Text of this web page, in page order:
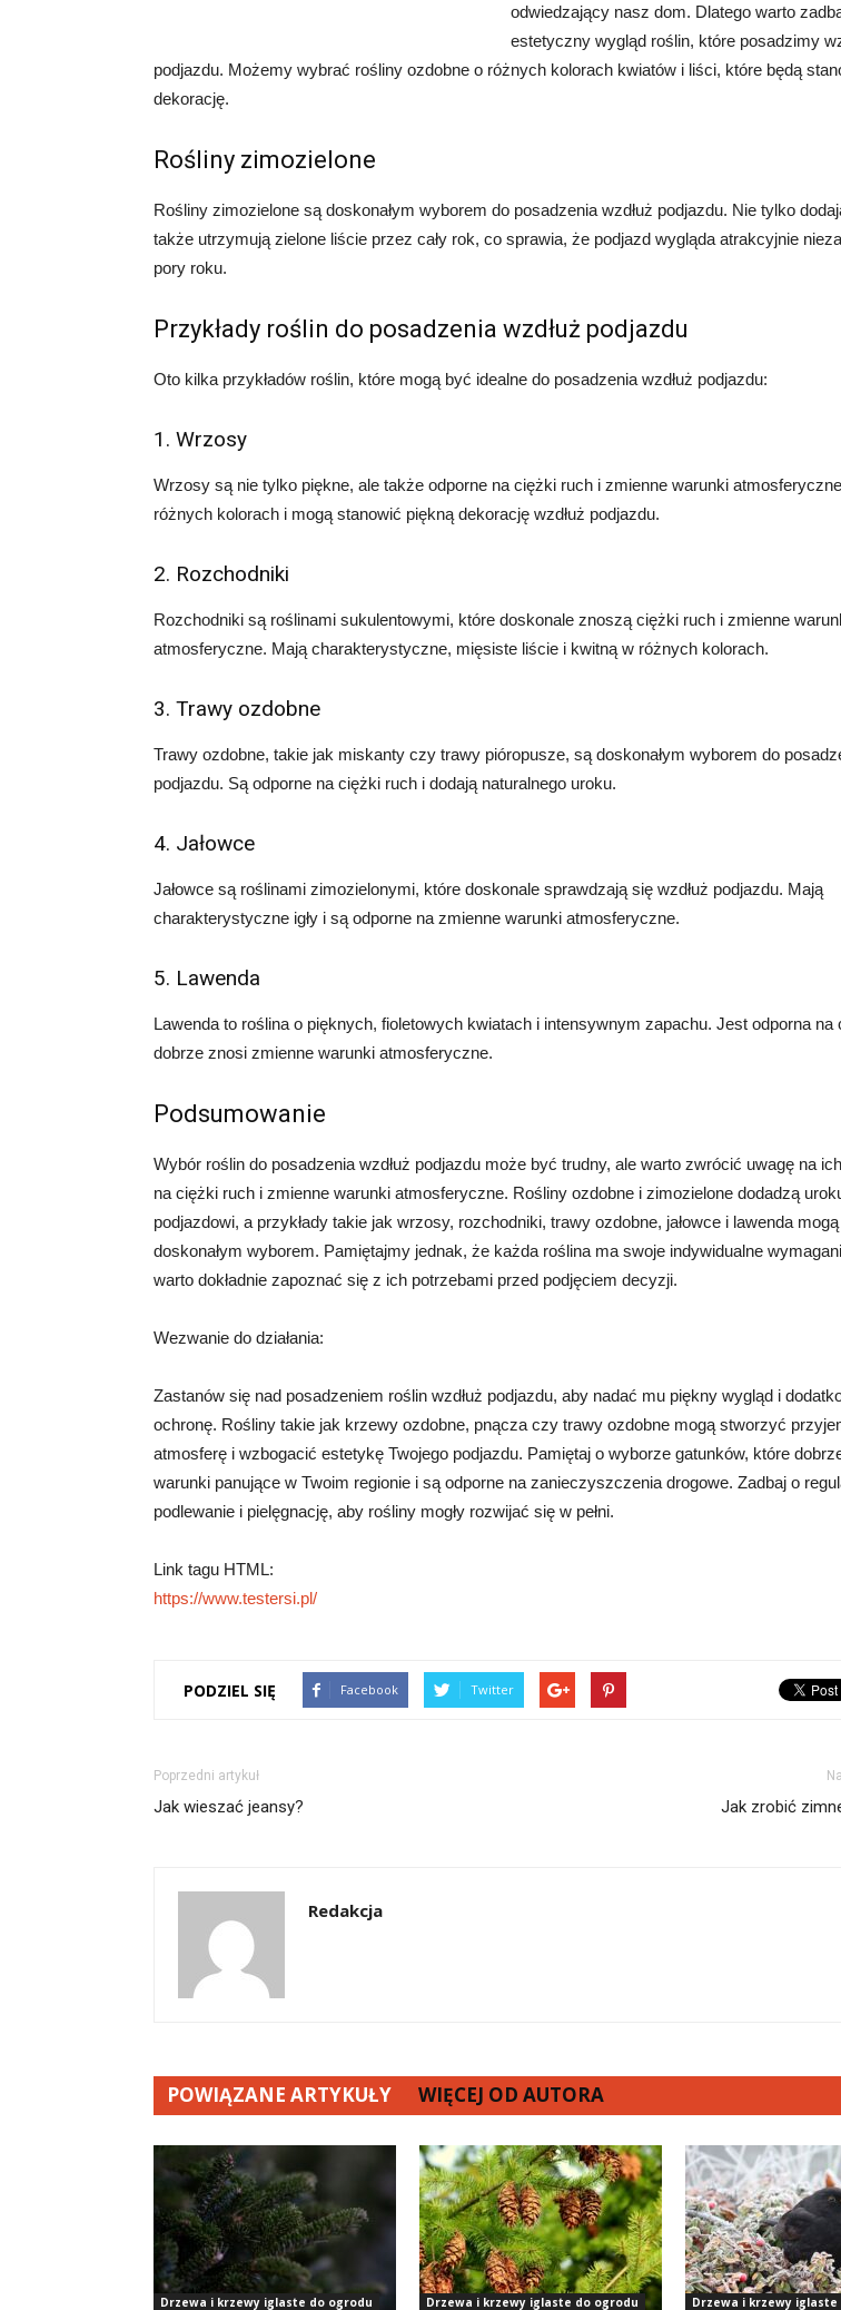
odwiedzający nasz dom. Dlatego warto
estetyczny wygląd roślin, które posadzimy
podjazdu. Możemy wybrać rośliny ozdobne o różnych kolorach kwiatów i liści, które będą
dekorację.
Rośliny zimozielone
Rośliny zimozielone są doskonałym wyborem do posadzenia wzdłuż podjazdu. Nie tylko
także utrzymują zielone liście przez cały rok, co sprawia, że podjazd wygląda atrakcyjnie
pory roku.
Przykłady roślin do posadzenia wzdłuż podjazdu
Oto kilka przykładów roślin, które mogą być idealne do posadzenia wzdłuż podjazdu:
1. Wrzosy
Wrzosy są nie tylko piękne, ale także odporne na ciężki ruch i zmienne warunki
różnych kolorach i mogą stanowić piękną dekorację wzdłuż podjazdu.
2. Rozchodniki
Rozchodniki są roślinami sukulentowymi, które doskonale znoszą ciężki ruch i zmienne
atmosferyczne. Mają charakterystyczne, mięsiste liście i kwitną w różnych kolorach.
3. Trawy ozdobne
Trawy ozdobne, takie jak miskanty czy trawy pióropusze, są doskonałym wyborem do
podjazdu. Są odporne na ciężki ruch i dodają naturalnego uroku.
4. Jałowce
Jałowce są roślinami zimozielonymi, które doskonale sprawdzają się wzdłuż podjazdu. Mają
charakterystyczne igły i są odporne na zmienne warunki atmosferyczne.
5. Lawenda
Lawenda to roślina o pięknych, fioletowych kwiatach i intensywnym zapachu. Jest odporna na
dobrze znosi zmienne warunki atmosferyczne.
Podsumowanie
Wybór roślin do posadzenia wzdłuż podjazdu może być trudny, ale warto zwrócić uwagę na
na ciężki ruch i zmienne warunki atmosferyczne. Rośliny ozdobne i zimozielone dodadzą
podjazdowi, a przykłady takie jak wrzosy, rozchodniki, trawy ozdobne, jałowce i lawenda
doskonałym wyborem. Pamiętajmy jednak, że każda roślina ma swoje indywidualne
warto dokładnie zapoznać się z ich potrzebami przed podjęciem decyzji.
Wezwanie do działania:
Zastanów się nad posadzeniem roślin wzdłuż podjazdu, aby nadać mu piękny wygląd i
ochronę. Rośliny takie jak krzewy ozdobne, pnącza czy trawy ozdobne mogą stworzyć
atmosferę i wzbogacić estetykę Twojego podjazdu. Pamiętaj o wyborze gatunków, które
warunki panujące w Twoim regionie i są odporne na zanieczyszczenia drogowe. Zadbaj o
podlewanie i pielęgnację, aby rośliny mogły rozwijać się w pełni.
Link tagu HTML:
https://www.testersi.pl/
PODZIEL SIĘ Facebook Twitter
Poprzedni artykuł
Jak wieszać jeansy? Jak zrobić
Redakcja
POWIĄZANE ARTYKUŁY WIĘCEJ OD AUTORA
Drzewa i krzewy iglaste do ogrodu Drzewa i krzewy iglaste do ogrodu Drzewa i krzewy iglaste